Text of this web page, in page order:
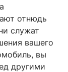
отнюдь
служат
вашего
вы
другими